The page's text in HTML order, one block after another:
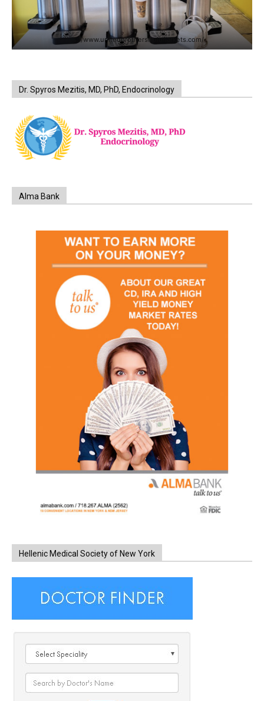
https://www.unitedbrothersfruitmarkets.com/
Dr. Spyros Mezitis, MD, PhD, Endocrinology
Alma Bank
Hellenic Medical Society of New York